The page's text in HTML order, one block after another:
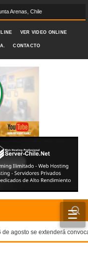
Arenas, Chile
VER VIDEO ONLINE
CONTACTO
☰
agosto se extenderá